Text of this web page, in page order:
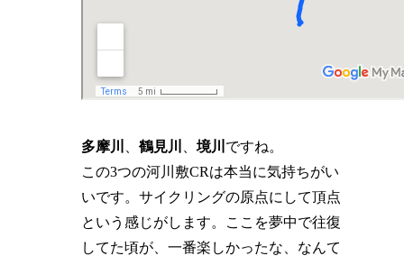
多摩川 、鶴見川 、境川 ですね。
この3つの河川敷CRは本当に気持ちがい
いです。サイクリングの原点にして頂点
という感じがします。ここを夢中で往復
してた頃が、一番楽しかったな、なんて